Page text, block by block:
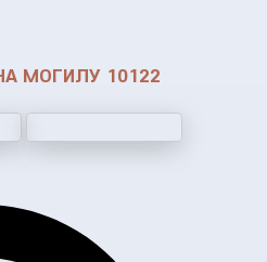
МОГИЛУ 10122